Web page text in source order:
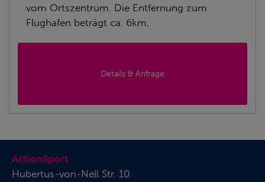
vom Ortszentrum. Die Entfernung zum
Flughafen beträgt ca. 6km.
Details & Anfrage
ActionSport
Hubertus-von-Nell Str. 10